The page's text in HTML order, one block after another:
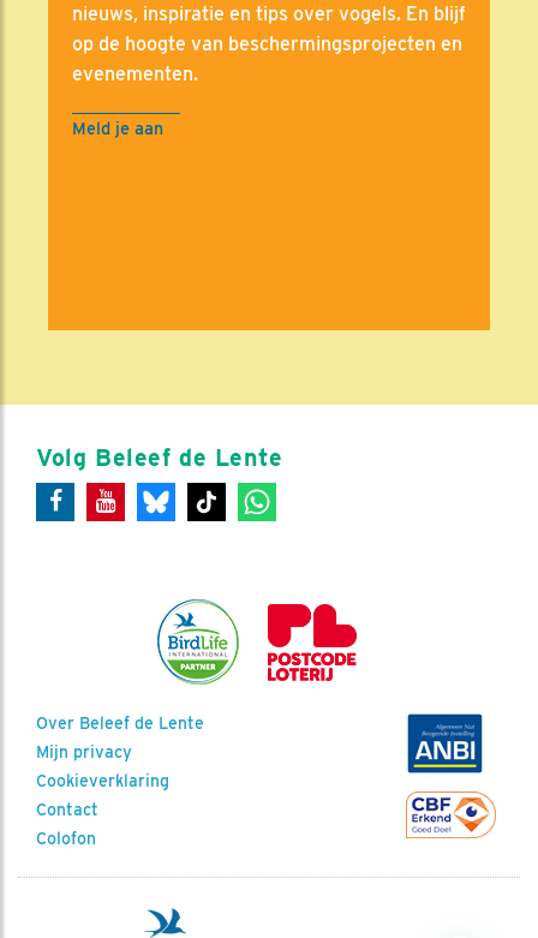
nieuws, inspiratie en tips over vogels. En blijf
op de hoogte van beschermingsprojecten en
evenementen.
Meld je aan
Volg Beleef de Lente
Over Beleef de Lente
Mijn privacy
Cookieverklaring
Contact
Colofon